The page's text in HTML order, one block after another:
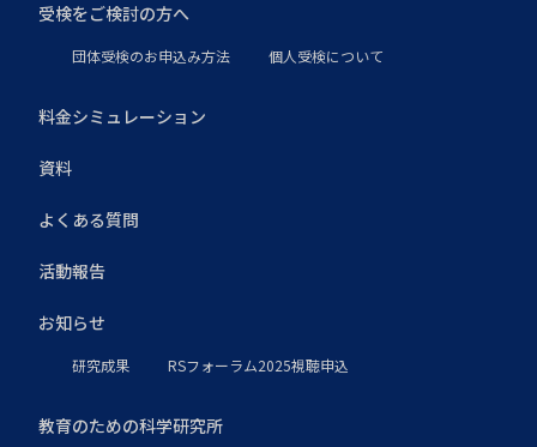
受検をご検討の方へ
団体受検のお申込み方法 個人受検について
料金シミュレーション
資料
よくある質問
活動報告
お知らせ
研究成果 RSフォーラム2025視聴申込
教育のための科学研究所